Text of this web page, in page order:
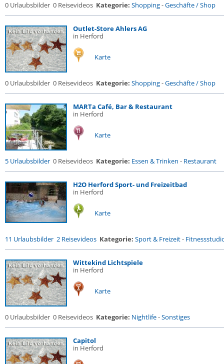
0 Urlaubsbilder 0 Reisevideos Kategorie: Shopping-Geschäfte / Shop
Outlet-Store Ahlers AG
in Herford
Karte
0 Urlaubsbilder 0 Reisevideos Kategorie: Shopping-Geschäfte / Shop
MARTa Café, Bar & Restaurant
in Herford
Karte
5 Urlaubsbilder 0 Reisevideos Kategorie: Essen & Trinken - Restaurant
H2O Herford Sport- und Freizeitbad
in Herford
Karte
11 Urlaubsbilder 2 Reisevideos Kategorie: Sport & Freizeit-
Wittekind Lichtspiele
in Herford
Karte
0 Urlaubsbilder 0 Reisevideos Kategorie: Nightlife-Sonstiges
Capitol
in Herford